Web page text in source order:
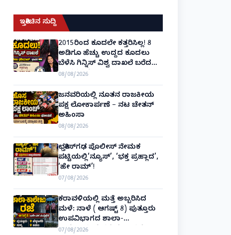
ಇತ್ತೀಚಿನ ಸುದ್ದಿ
2015ರಿಂದ ಕೂದಲೇ ಕತ್ತರಿಸಿಲ್ಲ! 8
ಅಡಿಗೂ ಹೆಚ್ಚು ಉದ್ದದ ಕೂದಲು
ಬೆಳೆಸಿ ಗಿನ್ನಿಸ್ ವಿಶ್ವ ದಾಖಲೆ ಬರೆದ
ಭಾರತದ ರೇಣು ಧರಿಯಾಲ್!
08/08/2026
ಜನವರಿಯಲ್ಲಿ ನೂತನ ರಾಜಕೀಯ
ಪಕ್ಷ ಲೋಕಾರ್ಪಣೆ – ನಟ ಚೇತನ್
ಅಹಿಂಸಾ
08/08/2026
ಛತ್ತೀಸ್‌ಗಢ ಪೊಲೀಸ್ ನೇಮಕ
ಪಟ್ಟಿಯಲ್ಲಿ‘ನ್ಯೂಸ್’, ‘ಭಕ್ತ ಪ್ರಹ್ಲಾದ’,
‘ಹೇ ರಾಮ್’!
07/08/2026
ಕರಾವಳಿಯಲ್ಲಿ ಮತ್ತೆ ಅಬ್ಬರಿಸಿದ
ಮಳೆ: ನಾಳೆ ( ಆಗಷ್ಟ್ 8) ಪುತ್ತೂರು
ಉಪವಿಭಾಗದ ಶಾಲಾ-
ಕಾಲೇಜುಗಳಿಗೆ ರಜೆ ಘೋಷಣೆ!
07/08/2026